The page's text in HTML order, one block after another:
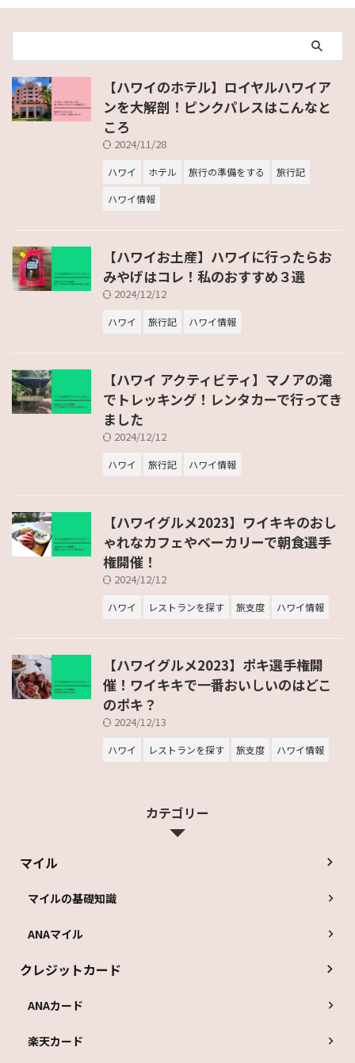
【ハワイのホテル】ロイヤルハワイア
ンを大解剖！ピンクパレスはこんなと
ころ
2024/11/28
ハワイ ホテル 旅行の準備をする
旅行記
ハワイ情報
【ハワイお土産】ハワイに行ったらお
みやげはコレ！私のおすすめ３選
2024/12/12
ハワイ 旅行記 ハワイ情報
【ハワイ アクティビティ】マノアの滝
でトレッキング！レンタカーで行ってき
ました
2024/12/12
ハワイ 旅行記 ハワイ情報
【ハワイグルメ2023】ワイキキのおし
ゃれなカフェやベーカリーで朝食選手
権開催！
2024/12/12
ハワイ レストランを探す 旅支度 ハワイ情報
【ハワイグルメ2023】ポキ選手権開
催！ワイキキで一番おいしいのはどこ
のポキ？
2024/12/13
ハワイ レストランを探す 旅支度 ハワイ情報
カテゴリー
マイル
マイルの基礎知識
ANAマイル
クレジットカード
ANAカード
楽天カード